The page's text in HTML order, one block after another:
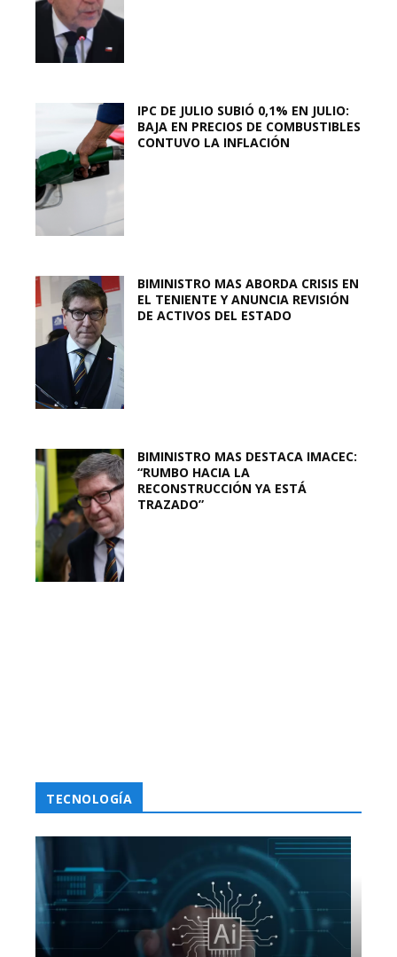
IPC DE JULIO SUBIÓ 0,1% EN JULIO:
BAJA EN PRECIOS DE COMBUSTIBLES
CONTUVO LA INFLACIÓN
BIMINISTRO MAS ABORDA CRISIS EN
EL TENIENTE Y ANUNCIA REVISIÓN
DE ACTIVOS DEL ESTADO
BIMINISTRO MAS DESTACA IMACEC:
“RUMBO HACIA LA
RECONSTRUCCIÓN YA ESTÁ
TRAZADO”
TECNOLOGÍA